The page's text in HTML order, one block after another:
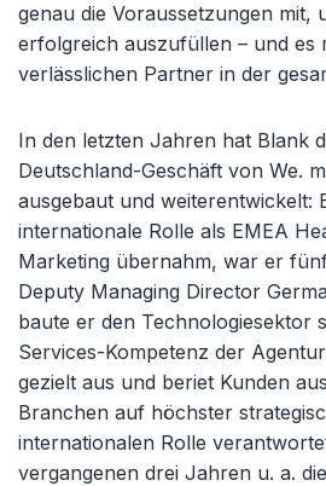
genau die Voraussetzungen mit,
erfolgreich auszufüllen – und es
verlässlichen Partner in der
In den letzten Jahren hat Blank
Deutschland-Geschäft von We.
ausgebaut und weiterentwickelt:
internationale Rolle als EMEA
Marketing übernahm, war er
Deputy Managing Director
baute er den Technologiesektor
Services-Kompetenz der
gezielt aus und beriet Kunden
Branchen auf höchster
internationalen Rolle
vergangenen drei Jahren u. a.